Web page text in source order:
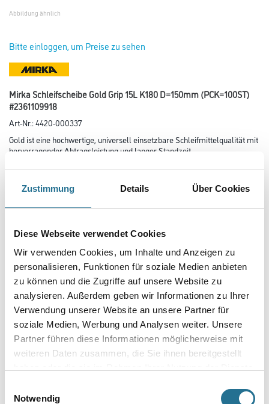
Zustimmung Details Über Cookies
Diese Webseite verwendet Cookies
Wir verwenden Cookies, um Inhalte und Anzeigen zu
personalisieren, Funktionen für soziale Medien anbieten
zu können und die Zugriffe auf unsere Website zu
analysieren. Außerdem geben wir Informationen zu Ihrer
Verwendung unserer Website an unsere Partner für
soziale Medien, Werbung und Analysen weiter. Unsere
Partner führen diese Informationen möglicherweise mit
weiteren Daten zusammen, die Sie ihnen bereitgestellt
Notwendig
Abbildung ähnlich
Bitte einloggen, um Preise zu sehen
Mirka Schleifscheibe Gold Grip 15L K180 D=150mm (PCK=100ST)
#2361109918
Art-Nr.:4420-000337
Gold ist eine hochwertige, universell einsetzbare Schleifmittelqualität mit
hervorragender Abtragsleistung und langer Standzeit.
verfügbar und kann so auf vielen bekannten Maschinen-Typen
Durchmesser in millimeter
Körnung
Umrechnungsfaktoren